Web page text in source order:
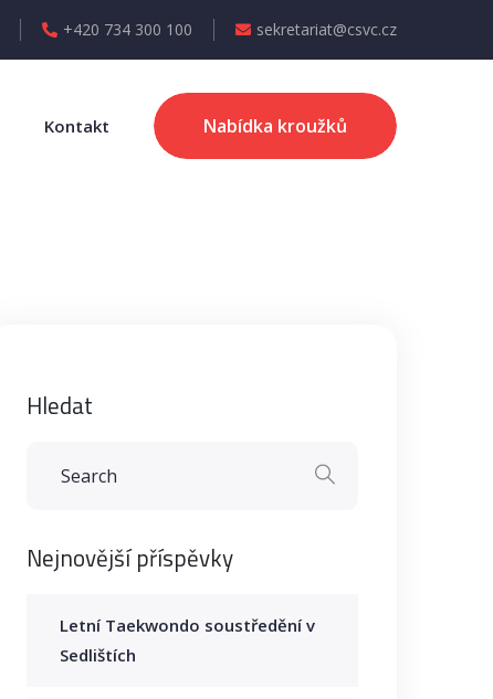
+420 734 300 100 sekretariat@csvc.cz
Kontakt Nabídka kroužků
Hledat
Nejnovější příspěvky
Letní Taekwondo soustředění v
Sedlištích